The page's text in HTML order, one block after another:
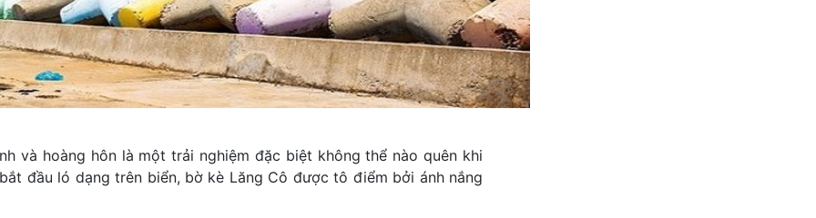
và hoàng hôn là một trải nghiệm đặc biệt không thể nào quên khi
đầu ló dạng trên biển, bờ kè Lăng Cô được tô điểm bởi ánh nắng